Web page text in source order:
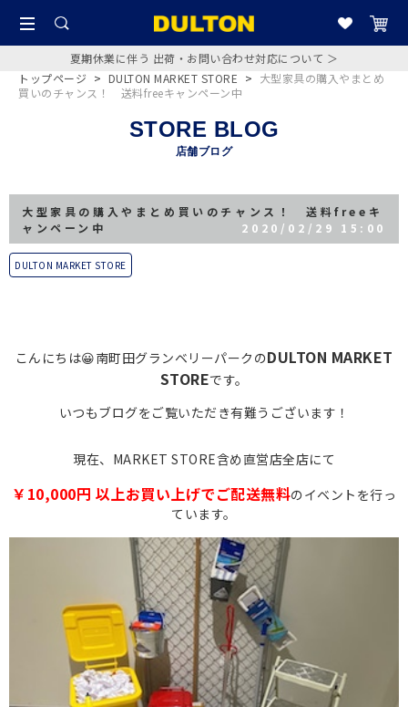
夏期休業に伴う 出荷・お問い合わせ対応について ＞
トップページ > DULTON MARKET STORE > 大型家具の購入やまとめ
買いのチャンス！ 送料freeキャンペーン中
STORE BLOG
店舗ブログ
大型家具の購入やまとめ買いのチャンス！ 送料freeキ
ャンペーン中
2020/02/29 15:00
DULTON MARKET STORE
こんにちは😀南町田グランベリーパークのDULTON MARKET
STOREです。
いつもブログをご覧いただき有難うございます！
現在、MARKET STORE含め直営店全店にて
￥10,000円 以上お買い上げでご配送無料のイベントを行っ
ています。